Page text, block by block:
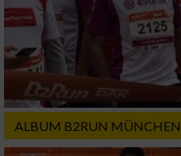
ALBUM B2RUN